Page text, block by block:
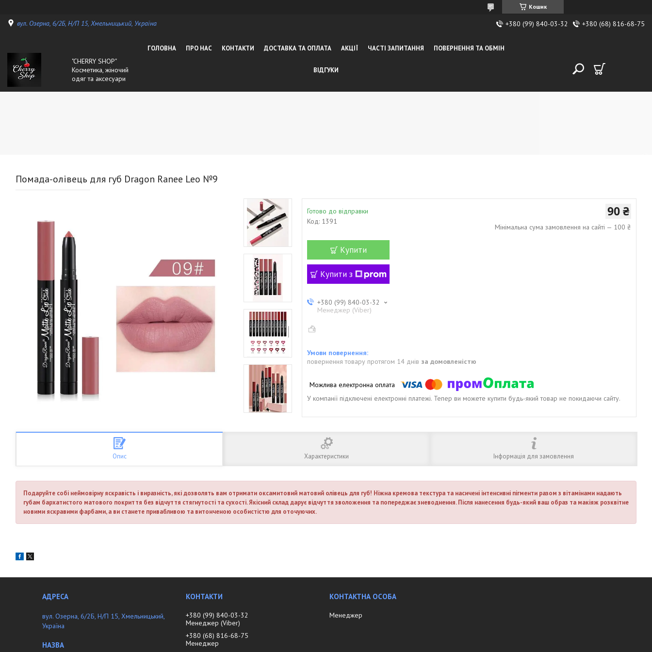
Кошик
вул. Озерна, 6/2Б, Н/П 15, Хмельницький, Україна +380 (99) 840-03-32 +380 (68) 816-68-75
"CHERRY SHOP"
Косметика, жіночий
одяг та аксесуари
ГОЛОВНА ПРО НАС КОНТАКТИ ДОСТАВКА ТА ОПЛАТА АКЦІЇ ЧАСТІ ЗАПИТАННЯ ПОВЕРНЕННЯ ТА ОБМІН
ВІДГУКИ
Помада-олівець для губ Dragon Ranee Leo №9
Готово до відправки
Код: 1391
90 ₴
Мінімальна сума замовлення на сайті — 100 ₴
Купити
Купити з
+380 (99) 840-03-32
Менеджер (Viber)
повернення товару протягом 14 днів за домовленістю
У компанії підключені електронні платежі. Тепер ви можете купити будь-який товар не покидаючи сайту.
Опис Характеристики Інформація для замовлення
Подаруйте собі неймовірну яскравість і виразність, які дозволять вам отримати оксамитовий матовий олівець для губ! Ніжна кремова текстура та насичені інтенсивні пігменти разом з вітамінами надають
губам бархатистого матового покриття без відчуття стягнутості та сухості. Якісний склад дарує відчуття зволоження та попереджає зневоднення. Після нанесення будь-який ваш образ та макіяж розквітне
новими яскравими фарбами, а ви станете привабливою та витонченою особистістю для оточуючих.
вул. Озерна, 6/2Б, Н/П 15, Хмельницький,
Україна
+380 (99) 840-03-32
Менеджер (Viber)
+380 (68) 816-68-75
Менеджер
Менеджер